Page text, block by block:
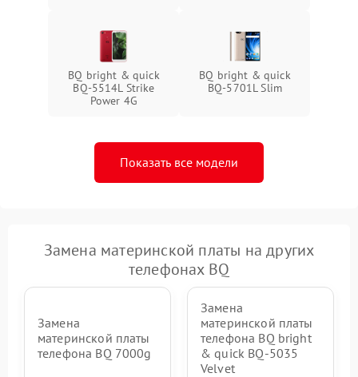
BQ bright & quick
BQ-5514L Strike
Power 4G
BQ bright & quick
BQ-5701L Slim
Показать все модели
Замена материнской платы на других
телефонах BQ
Замена
материнской платы
телефона BQ 7000g
Замена
материнской платы
телефона BQ bright
& quick BQ-5035
Velvet